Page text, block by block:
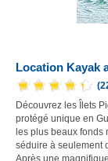
Location Kayak
Découvrez les Îlets
protégé unique en
les plus beaux
séduire à seulement
Après une